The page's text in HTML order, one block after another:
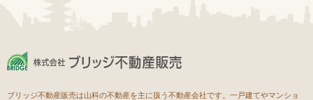
ブリッジ不動産販売は山科の不動産を主に扱う不動産会社です。一戸建てやマンショ